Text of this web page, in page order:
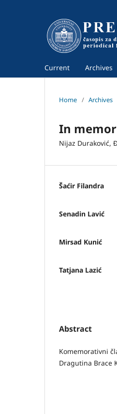
Current Archives
Home / Archives
In
Nijaz Duraković,
Šaćir Filandra
Senadin Lavić
Mirsad Kunić
Tatjana Lazić
Abstract
Komemorativni
Dragutina Brace